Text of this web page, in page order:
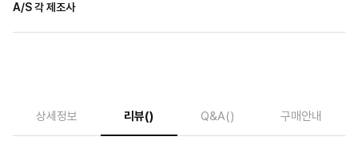
A/S 각 제조사
상세정보 리뷰() Q&A() 구매안내